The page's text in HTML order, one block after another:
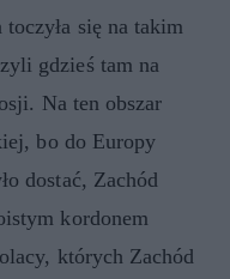
się na takim
gdzieś tam na
Na ten obszar
bo do Europy
dostać, Zachód
kordonem
których Zachód